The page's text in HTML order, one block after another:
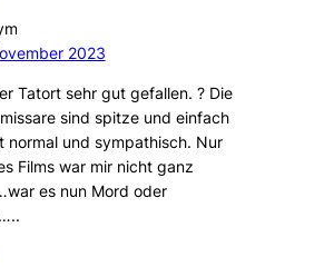
2023
Tatort sehr gut gefallen. ? Die
sind spitze und einfach
normal und sympathisch. Nur
Films war mir nicht ganz
es nun Mord oder